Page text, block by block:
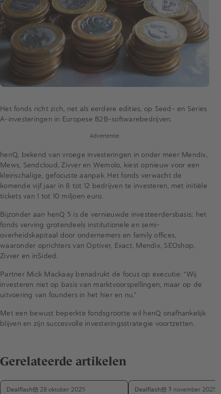
Het fonds richt zich, net als eerdere edities, op Seed- en Series
A-investeringen in Europese B2B-softwarebedrijven.
Advertentie
henQ, bekend van vroege investeringen in onder meer Mendix,
Mews, Sendcloud, Zivver en Wemolo, kiest opnieuw voor een
kleinschalige, gefocuste aanpak. Het fonds verwacht de
komende vijf jaar in 8 tot 12 bedrijven te investeren, met initiële
tickets van 1 tot 10 miljoen euro.
Bijzonder aan henQ 5 is de vernieuwde investeerdersbasis: het
fonds verving grotendeels institutionele en semi-
overheidskapitaal door ondernemers en family offices,
waaronder oprichters van Optiver, Exact, Mendix, SEOshop,
Zivver en inSided.
Partner Mick Mackaay benadrukt de focus op executie: “Wij
investeren niet op basis van marktvoorspellingen, maar op de
uitvoering van founders in het hier en nu.”
Met een bewust beperkte fonds­grootte wil henQ onafhankelijk
blijven en zijn succesvolle investeringsstrategie voortzetten.
Gerelateerde artikelen
Dealflash 28 oktober 2025 Dealflash 3 november 2025